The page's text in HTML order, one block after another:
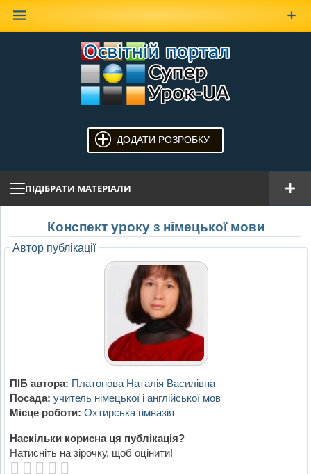
ДОДАТИ РОЗРОБКУ
ПІДІБРАТИ МАТЕРІАЛИ
Конспект уроку з німецької мови
Автор публікації
ПІБ автора: Платонова Наталія Василівна
Посада: учитель німецької і англійської мов
Місце роботи: Охтирська гімназія
Наскільки корисна ця публікація?
Натисніть на зірочку, щоб оцінити!